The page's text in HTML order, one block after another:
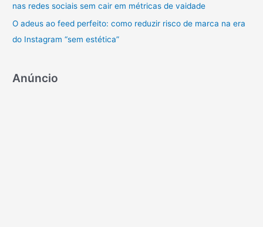
nas redes sociais sem cair em métricas de vaidade
O adeus ao feed perfeito: como reduzir risco de marca na era
do Instagram “sem estética”
Anúncio